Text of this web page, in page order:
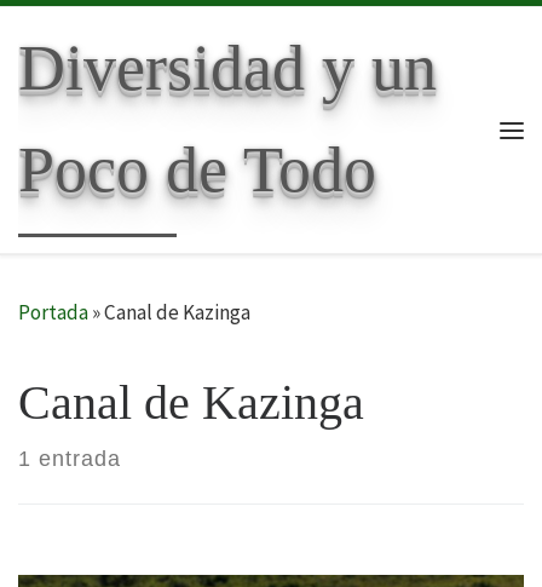
Diversidad y un
Poco de Todo
Portada»Canal de Kazinga
Canal de Kazinga
1 entrada